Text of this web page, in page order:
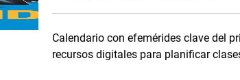
Calendario con efemérides clave del
recursos digitales para planificar